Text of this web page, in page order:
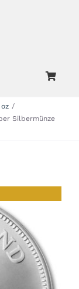
Silbermünze